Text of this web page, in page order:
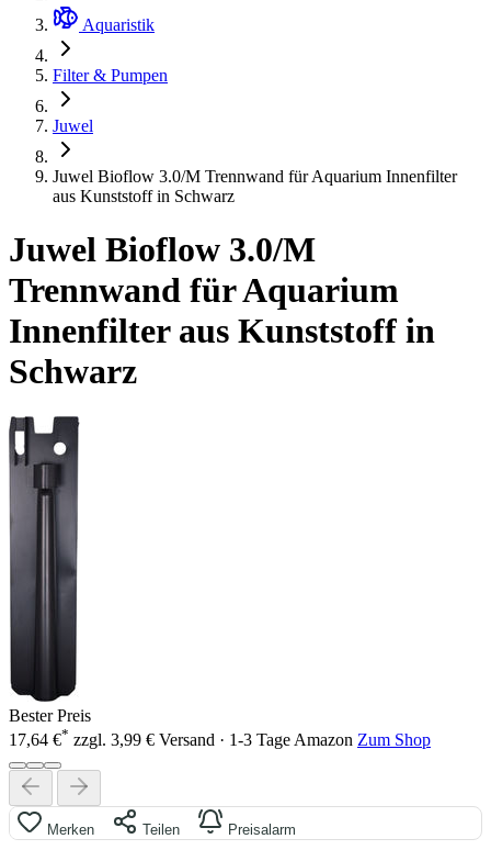
Aquaristik
Filter & Pumpen
Juwel
Juwel Bioflow 3.0/M Trennwand für Aquarium Innenfilter
aus Kunststoff in Schwarz
Juwel Bioflow 3.0/M
Trennwand für Aquarium
Innenfilter aus Kunststoff in
Schwarz
Bester Preis
17,64 €* zzgl. 3,99 € Versand · 1-3 Tage Amazon Zum Shop
Merken Teilen Preisalarm